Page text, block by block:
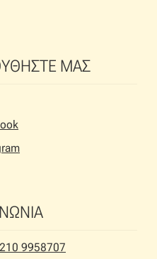
ΜΑΣ
9958707